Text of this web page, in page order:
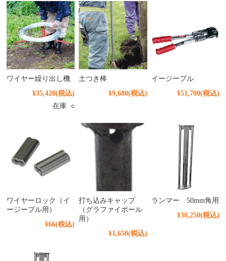
ワイヤー繰り出し機
¥35,420(税込)
在庫 ○
土つき棒
¥9,680(税込)
イージープル
¥51,700(税込)
ワイヤーロック（イ
ージープル用）
¥66(税込)
打ち込みキャップ
（グラファイポール
用）
¥1,650(税込)
ランマー 50mm角用
¥30,250(税込)